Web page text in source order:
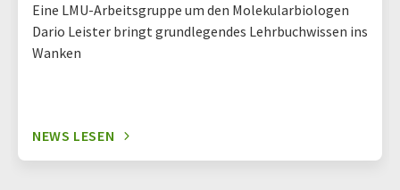
Eine LMU-Arbeitsgruppe um den Molekularbiologen
Dario Leister bringt grundlegendes Lehrbuchwissen ins
Wanken
NEWS LESEN